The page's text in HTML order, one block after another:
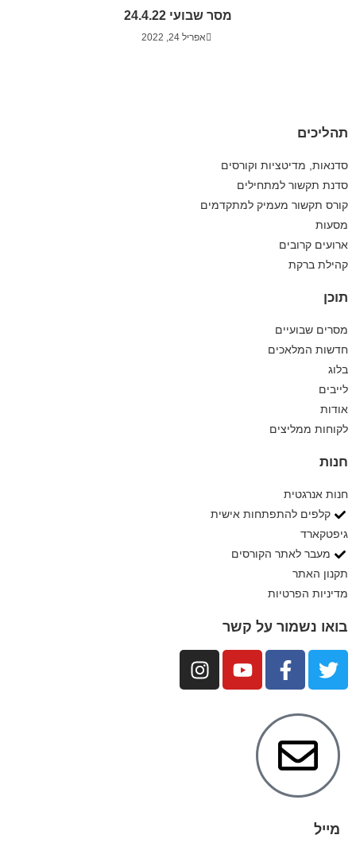
מסר שבועי 24.4.22
אפריל 24, 2022
תהליכים
סדנאות, מדיטציות וקורסים
סדנת תקשור למתחילים
קורס תקשור מעמיק למתקדמים
מסעות
ארועים קרובים
קהילת ברקת
תוכן
מסרים שבועיים
חדשות המלאכים
בלוג
לייבים
אודות
לקוחות ממליצים
חנות
חנות אנרגטית
קלפים להתפתחות אישית
גיפטקארד
מעבר לאתר הקורסים
תקנון האתר
מדיניות הפרטיות
בואו נשמור על קשר
מייל